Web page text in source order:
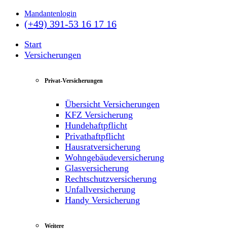
Mandantenlogin
(+49) 391-53 16 17 16
Start
Versicherungen
Privat-Versicherungen
Übersicht Versicherungen
KFZ Versicherung
Hundehaftpflicht
Privathaftpflicht
Hausratversicherung
Wohngebäudeversicherung
Glasversicherung
Rechtschutzversicherung
Unfallversicherung
Handy Versicherung
Weitere